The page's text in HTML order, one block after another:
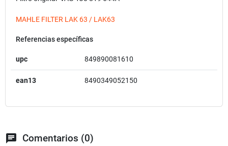
MAHLE FILTER LAK 63 / LAK63
Referencias específicas
upc 849890081610
ean13 8490349052150
chat Comentarios (0)